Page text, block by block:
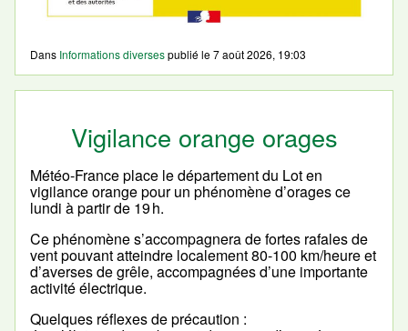
Dans Informations diversespublié le7 août 2026, 19:03
Vigilance orange orages
Météo-France place le département du Lot en
vigilance orange pour un phénomène d’orages ce
lundi à partir de 19 h.
Ce phénomène s’accompagnera de fortes rafales de
vent pouvant atteindre localement 80-100 km/heure et
d’averses de grêle, accompagnées d’une importante
activité électrique.
Quelques réflexes de précaution :